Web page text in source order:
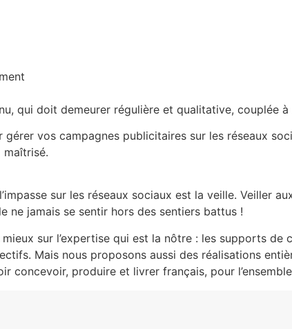
qui doit demeurer régulière et qualitative, couplée
vos campagnes publicitaires sur les réseaux
maîtrisé.
sur les réseaux sociaux est la veille. Veiller
ne jamais se sentir hors des sentiers battus !
sur l’expertise qui est la nôtre : les supports de
Mais nous proposons aussi des réalisations
concevoir, produire et livrer français, pour